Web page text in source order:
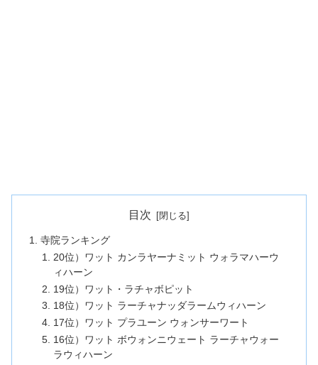
目次
寺院ランキング
20位）ワット カンラヤーナミット ウォラマハーウ
ィハーン
19位）ワット・ラチャボピット
18位）ワット ラーチャナッダラームウィハーン
17位）ワット プラユーン ウォンサーワート
16位）ワット ボウォンニウェート ラーチャウォー
ラウィハーン